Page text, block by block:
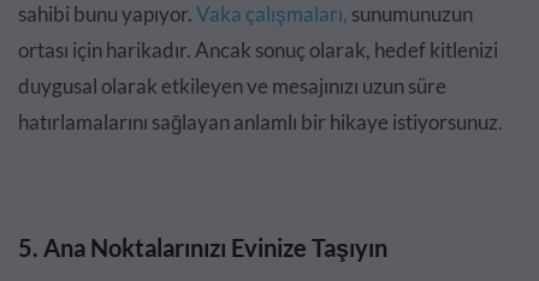
sahibi bunu yapıyor.Vaka çalışmaları, sunumunuzun
ortası için harikadır. Ancak sonuç olarak, hedef kitlenizi
duygusal olarak etkileyen ve mesajınızı uzun süre
hatırlamalarını sağlayan anlamlı bir hikaye istiyorsunuz.
5. Ana Noktalarınızı Evinize Taşıyın